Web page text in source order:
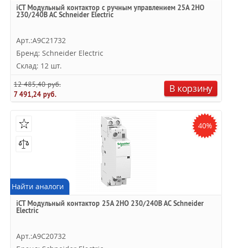
iCT Модульный контактор с ручным управлением 25A 2НО
230/240В АС Schneider Electric
Арт.:A9C21732
Бренд: Schneider Electric
Склад: 12 шт.
12 485,40 руб.
7 491,24 руб.
В корзину
40%
Найти аналоги
iCT Модульный контактор 25A 2НО 230/240В АС Schneider
Electric
Арт.:A9C20732